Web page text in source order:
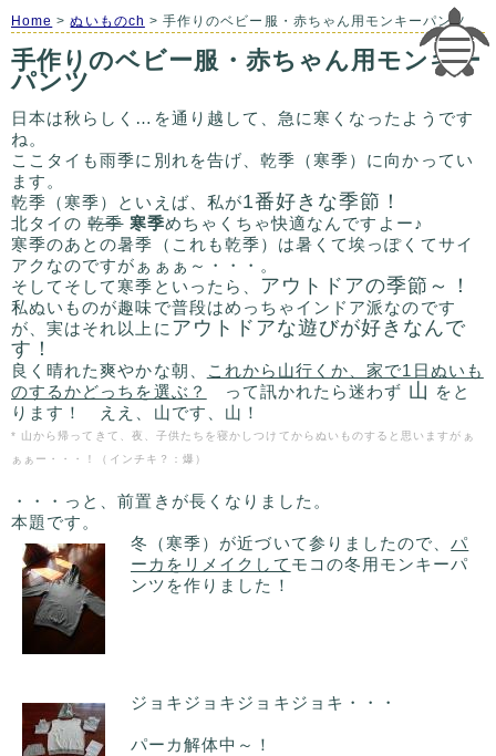
Home >ぬいものch > 手作りのベビー服・赤ちゃん用モンキーパンツ
手作りのベビー服・赤ちゃん用モンキー
パンツ
日本は秋らしく…を通り越して、急に寒くなったようです
ね。
ここタイも雨季に別れを告げ、乾季（寒季）に向かってい
ます。
乾季（寒季）といえば、私が1番好きな季節！
北タイの乾季 寒季めちゃくちゃ快適なんですよー♪
寒季のあとの暑季（これも乾季）は暑くて埃っぽくてサイ
アクなのですがぁぁぁ～・・・。
そしてそして寒季といったら、 アウトドアの季節～！
私ぬいものが趣味で普段はめっちゃインドア派なのです
が、実はそれ以上にアウトドアな遊びが好きなんで
す！
良く晴れた爽やかな朝、
これから山行くか、家で1日ぬいも
のするかどっちを選ぶ？
って訊かれたら迷わず 山 をと
ります！ ええ、山です、山！
* 山から帰ってきて、夜、子供たちを寝かしつけてからぬいものすると思いますがぁ
ぁぁー・・・！（インチキ？：爆）
・・・っと、前置きが長くなりました。
本題です。
冬（寒季）が近づいて参りましたので、パ
ーカをリメイクして モコの冬用モンキーパ
ンツを作りました！
ジョキジョキジョキジョキ・・・
パーカ解体中～！